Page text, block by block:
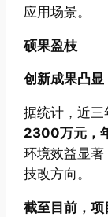
应用场景。
硕果盈枝
创新成果凸
据统计，近
2300万元，
环境效益显
技改方向。
截至目前 ，